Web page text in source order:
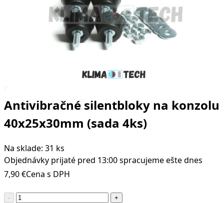
Antivibračné silentbloky na konzolu
40x25x30mm (sada 4ks)
Na sklade: 31 ks
Objednávky prijaté pred 13:00 spracujeme ešte dnes
7,90€Cena s DPH
-
množstvo
+